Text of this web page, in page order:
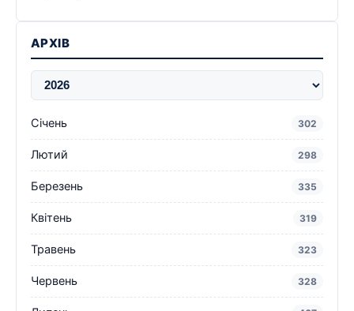
АРХІВ
Січень 302
Лютий 298
Березень 335
Квітень 319
Травень 323
Червень 328